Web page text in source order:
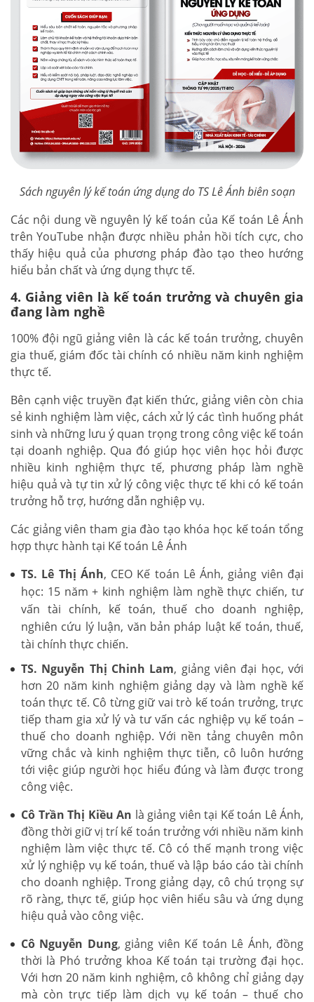
Sách nguyên lý kế toán ứng dụng do TS Lê Ánh biên soạn
Các nội dung về nguyên lý kế toán của Kế toán Lê Ánh
trên YouTube nhận được nhiều phản hồi tích cực, cho
thấy hiệu quả của phương pháp đào tạo theo hướng
hiểu bản chất và ứng dụng thực tế.
4. Giảng viên là kế toán trưởng và chuyên gia
đang làm nghề
100% đội ngũ giảng viên là các kế toán trưởng, chuyên
gia thuế, giám đốc tài chính có nhiều năm kinh nghiệm
thực tế.
Bên cạnh việc truyền đạt kiến thức, giảng viên còn chia
sẻ kinh nghiệm làm việc, cách xử lý các tình huống phát
sinh và những lưu ý quan trọng trong công việc kế toán
tại doanh nghiệp. Qua đó giúp học viên học hỏi được
nhiều kinh nghiệm thực tế, phương pháp làm nghề
hiệu quả và tự tin xử lý công việc thực tế khi có kế toán
trưởng hỗ trợ, hướng dẫn nghiệp vụ.
Các giảng viên tham gia đào tạo khóa học kế toán tổng
hợp thực hành tại Kế toán Lê Ánh
TS. Lê Thị Ánh, CEO Kế toán Lê Ánh, giảng viên đại
học: 15 năm + kinh nghiệm làm nghề thực chiến, tư
vấn tài chính, kế toán, thuế cho doanh nghiệp,
nghiên cứu lý luận, văn bản pháp luật kế toán, thuế,
tài chính thực chiến.
TS. Nguyễn Thị Chinh Lam, giảng viên đại học, với
hơn 20 năm kinh nghiệm giảng dạy và làm nghề kế
toán thực tế. Cô từng giữ vai trò kế toán trưởng, trực
tiếp tham gia xử lý và tư vấn các nghiệp vụ kế toán –
thuế cho doanh nghiệp. Với nền tảng chuyên môn
vững chắc và kinh nghiệm thực tiễn, cô luôn hướng
tới việc giúp người học hiểu đúng và làm được trong
công việc.
Cô Trần Thị Kiều An là giảng viên tại Kế toán Lê Ánh,
đồng thời giữ vị trí kế toán trưởng với nhiều năm kinh
nghiệm làm việc thực tế. Cô có thế mạnh trong việc
xử lý nghiệp vụ kế toán, thuế và lập báo cáo tài chính
cho doanh nghiệp. Trong giảng dạy, cô chú trọng sự
rõ ràng, thực tế, giúp học viên hiểu sâu và ứng dụng
hiệu quả vào công việc.
Cô Nguyễn Dung, giảng viên Kế toán Lê Ánh, đồng
thời là Phó trưởng khoa Kế toán tại trường đại học.
Với hơn 20 năm kinh nghiệm, cô không chỉ giảng dạy
mà còn trực tiếp làm dịch vụ kế toán – thuế cho